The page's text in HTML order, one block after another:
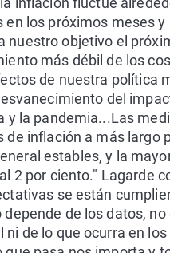
en los próximos meses y
nuestro objetivo el
más débil de los
de nuestra política
del
y la pandemia...Las
de inflación a más largo
estables, y la
2 por ciento." Lagarde
se están
de los datos, no
ni de lo que ocurra en